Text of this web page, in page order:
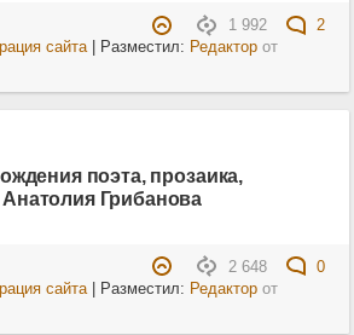
1 992
2
сайта| Разместил: Редакторот
поэта, прозаика,
Грибанова
2 648
0
сайта| Разместил: Редакторот